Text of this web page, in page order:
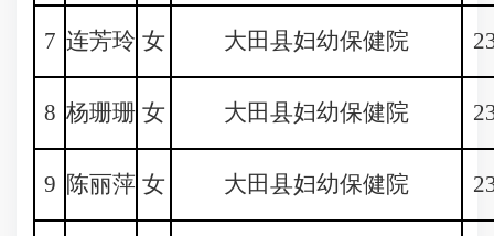
7 连芳玲 女 大田县妇幼保健院
8 杨珊珊 女 大田县妇幼保健院
9 陈丽萍 女 大田县妇幼保健院